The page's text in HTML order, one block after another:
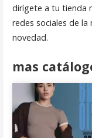
dirígete a tu tienda
redes sociales de
novedad.
mas